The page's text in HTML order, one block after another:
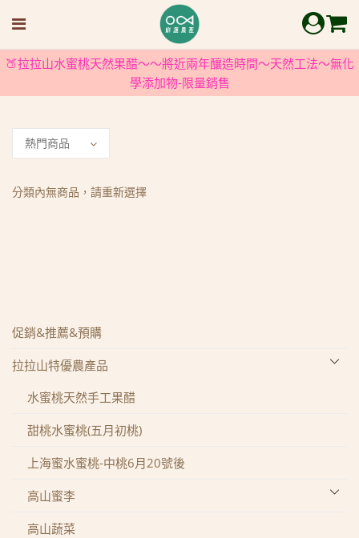
🍑拉拉山水蜜桃天然果醋～～將近兩年釀造時間～天然工法～無化
學添加物-限量銷售
分類內無商品，請重新選擇
促銷&推薦&預購
拉拉山特優農產品
水蜜桃天然手工果醋
甜桃水蜜桃(五月初桃)
上海蜜水蜜桃-中桃6月20號後
高山蜜李
蜜李-西瓜李
高山蔬菜